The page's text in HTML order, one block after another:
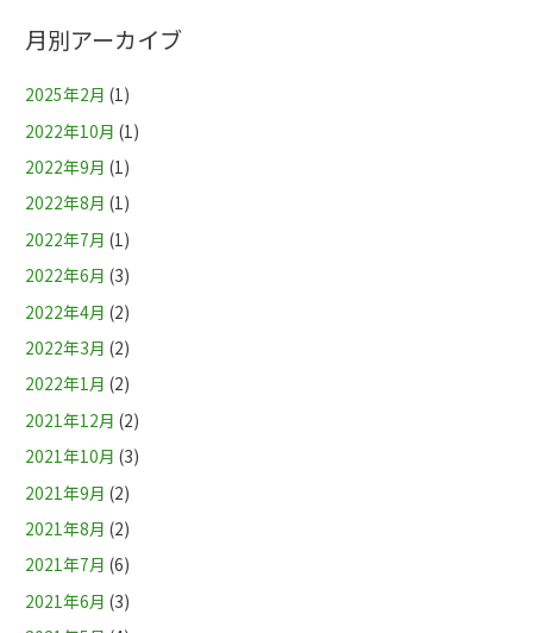
月別アーカイブ
2025年2月 (1)
2022年10月 (1)
2022年9月 (1)
2022年8月 (1)
2022年7月 (1)
2022年6月 (3)
2022年4月 (2)
2022年3月 (2)
2022年1月 (2)
2021年12月 (2)
2021年10月 (3)
2021年9月 (2)
2021年8月 (2)
2021年7月 (6)
2021年6月 (3)